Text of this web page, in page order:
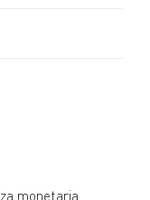
monetaria